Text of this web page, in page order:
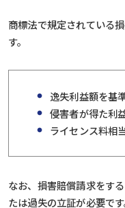
商標法で規定されている
す。
逸失利益額を基
侵害者が得た利
ライセンス料相
なお、損害賠償請求をす
たは過失の立証が必要です